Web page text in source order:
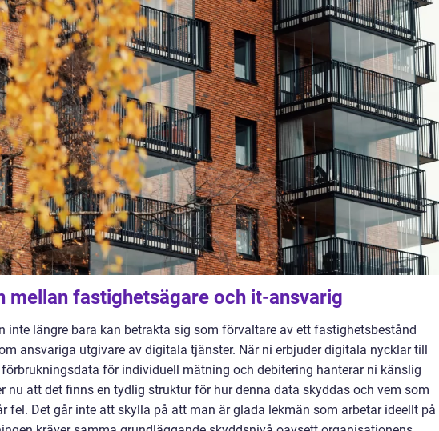
mellan fastighetsägare och it-ansvarig
inte längre bara kan betrakta sig som förvaltare av ett fastighetsbestånd
ansvariga utgivare av digitala tjänster. När ni erbjuder digitala nycklar till
för individuell mätning och debitering hanterar ni känslig
nu att det finns en tydlig struktur för hur denna data skyddas och vem som
fel. Det går inte att skylla på att man är glada lekmän som arbetar ideellt på